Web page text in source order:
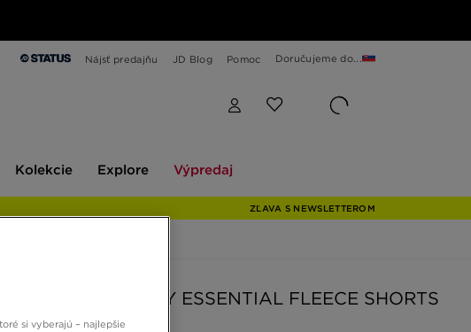
Nájsť predajňu JD Blog Pomoc Doručujeme do...
Kolekcie Explore Výpredaj
ZĽAVA S NEWSLETTEROM
JORDAN ŠORTKY ESSENTIAL FLEECE SHORTS
si vyberajú – najlepšie